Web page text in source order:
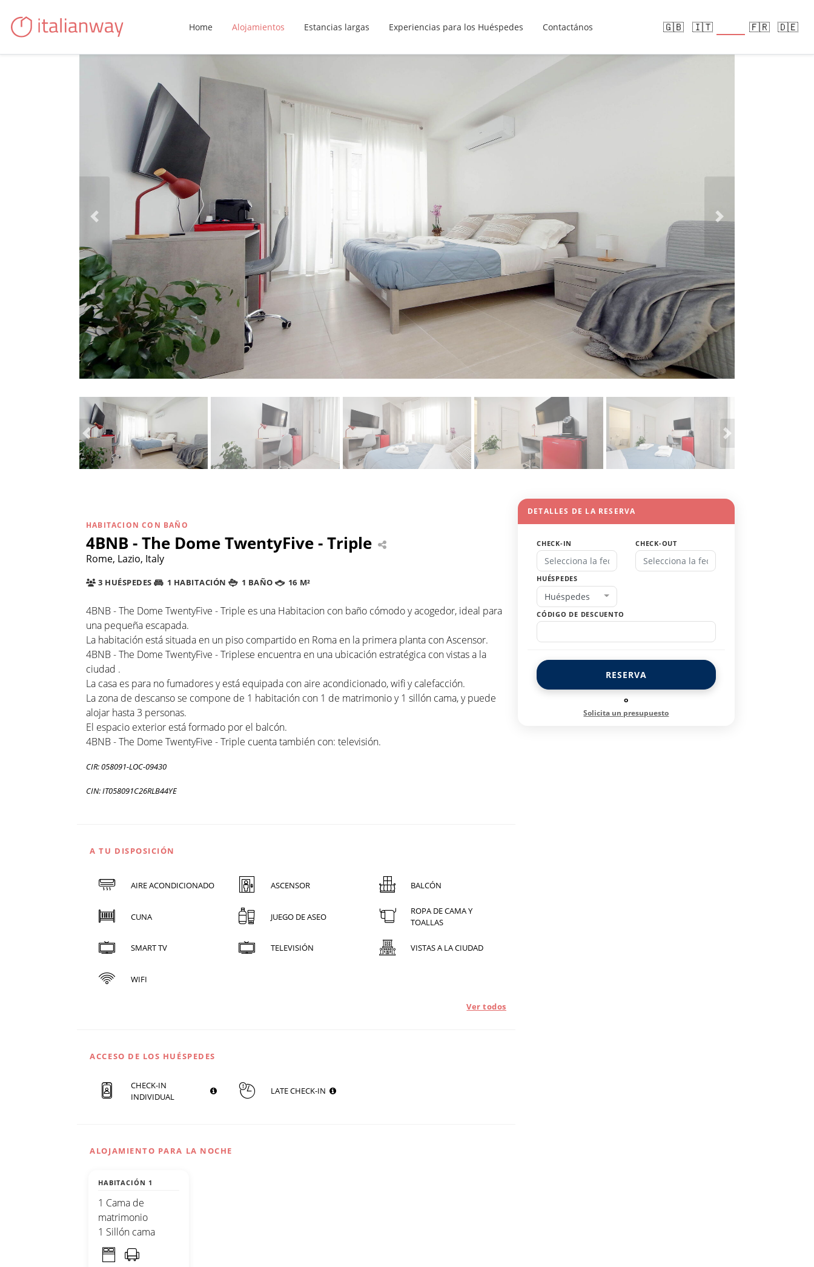
Home Alojamientos Estancias largas Experiencias para los Huéspedes Contactános 🇬🇧 🇮🇹 🇫🇷 🇩🇪
HABITACION CON BAÑO
4BNB - The Dome TwentyFive - Triple
Rome, Lazio, Italy
3 HUÉSPEDES 1 HABITACIÓN 1 BAÑO 16 M²
4BNB - The Dome TwentyFive - Triple es una Habitacion con baño cómodo y acogedor, ideal para
una pequeña escapada.
La habitación está situada en un piso compartido en Roma en la primera planta con Ascensor.
4BNB - The Dome TwentyFive - Triplese encuentra en una ubicación estratégica con vistas a la
ciudad .
La casa es para no fumadores y está equipada con aire acondicionado, wifi y calefacción.
La zona de descanso se compone de 1 habitación con 1 de matrimonio y 1 sillón cama, y puede
alojar hasta 3 personas.
El espacio exterior está formado por el balcón.
4BNB - The Dome TwentyFive - Triple cuenta también con: televisión.
CIR: 058091-LOC-09430
CIN: IT058091C26RLB44YE
A TU DISPOSICIÓN
AIRE ACONDICIONADO ASCENSOR BALCÓN
CUNA JUEGO DE ASEO
ROPA DE CAMA Y
TOALLAS
SMART TV TELEVISIÓN VISTAS A LA CIUDAD
WIFI
Ver todos
ACCESO DE LOS HUÉSPEDES
CHECK-IN
INDIVIDUAL
LATE CHECK-IN
ALOJAMIENTO PARA LA NOCHE
HABITACIÓN 1
1 Cama de
matrimonio
1 Sillón cama
DETALLES DE LA RESERVA
CHECK-IN CHECK-OUT
HUÉSPEDES
Huéspedes
CÓDIGO DE DESCUENTO
RESERVA
o
Solicita un presupuesto